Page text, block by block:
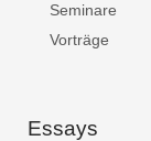
Seminare
Vorträge
Essays